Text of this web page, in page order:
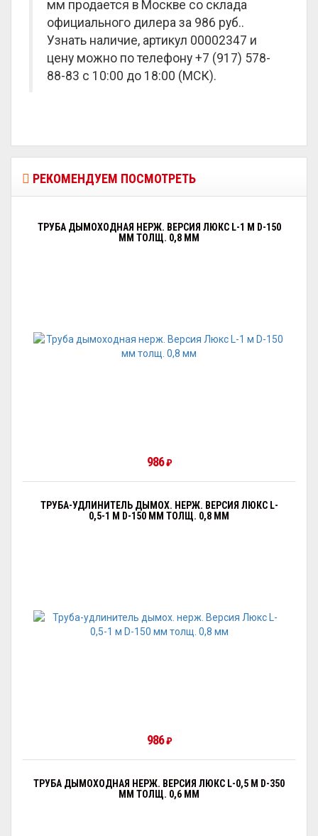
мм продается в Москве со склада
официального дилера за 986 руб..
Узнать наличие, артикул 00002347 и
цену можно по телефону +7 (917) 578-
88-83 с 10:00 до 18:00 (МСК).
РЕКОМЕНДУЕМ ПОСМОТРЕТЬ
ТРУБА ДЫМОХОДНАЯ НЕРЖ. ВЕРСИЯ ЛЮКС L-1 М D-150
ММ ТОЛЩ. 0,8 ММ
986₽
ТРУБА-УДЛИНИТЕЛЬ ДЫМОХ. НЕРЖ. ВЕРСИЯ ЛЮКС L-
0,5-1 М D-150 ММ ТОЛЩ. 0,8 ММ
986₽
ТРУБА ДЫМОХОДНАЯ НЕРЖ. ВЕРСИЯ ЛЮКС L-0,5 М D-350
ММ ТОЛЩ. 0,6 ММ